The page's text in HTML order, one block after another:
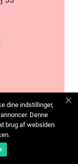
dine indstillinger,
Denne
brug af websiden